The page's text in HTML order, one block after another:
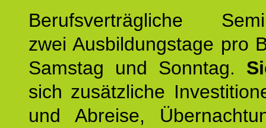
Berufsverträgliche
zwei Ausbildungstage pro
Samstag und Sonntag.
sich zusätzliche
und Abreise,